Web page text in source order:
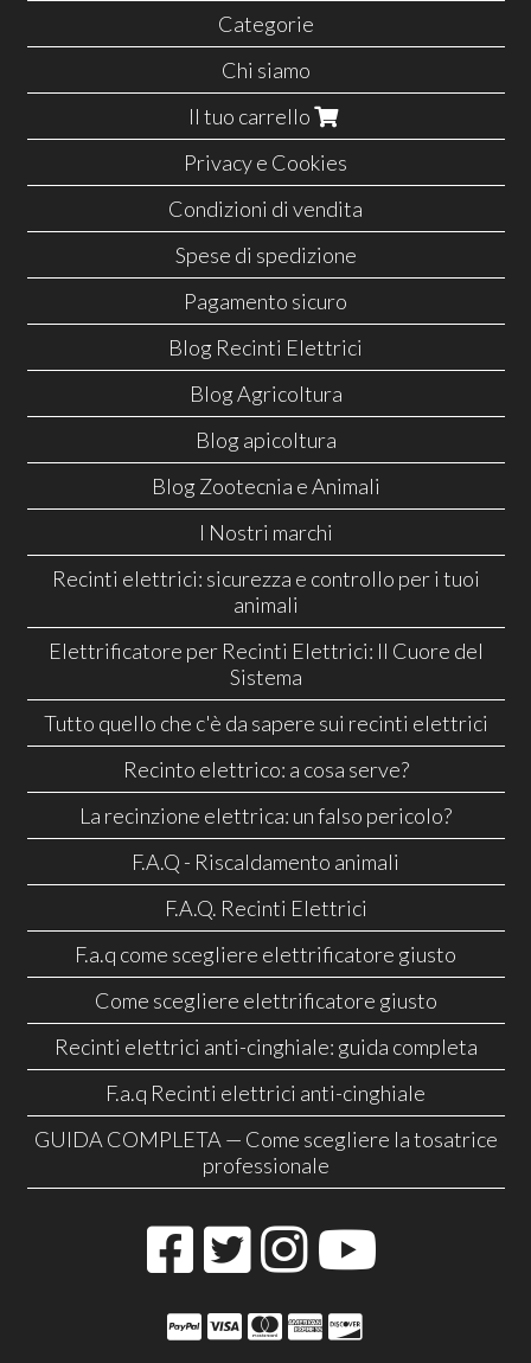
Categorie
Chi siamo
Il tuo carrello
Privacy e Cookies
Condizioni di vendita
Spese di spedizione
Pagamento sicuro
Blog Recinti Elettrici
Blog Agricoltura
Blog apicoltura
Blog Zootecnia e Animali
I Nostri marchi
Recinti elettrici: sicurezza e controllo per i tuoi
animali
Elettrificatore per Recinti Elettrici: Il Cuore del
Sistema
Tutto quello che c'è da sapere sui recinti elettrici
Recinto elettrico: a cosa serve?
La recinzione elettrica: un falso pericolo?
F.A.Q - Riscaldamento animali
F.A.Q. Recinti Elettrici
F.a.q come scegliere elettrificatore giusto
Come scegliere elettrificatore giusto
Recinti elettrici anti-cinghiale: guida completa
F.a.q Recinti elettrici anti-cinghiale
GUIDA COMPLETA — Come scegliere la tosatrice
professionale